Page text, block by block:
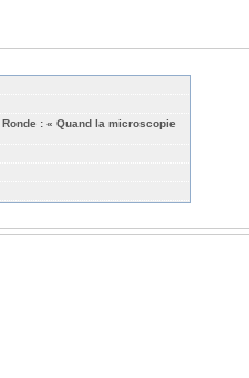
: « Quand la microscopie